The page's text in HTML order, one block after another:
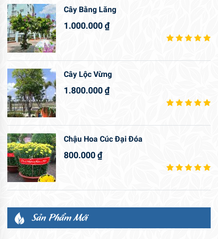
Cây Bằng Lăng
1.000.000₫
Cây Lộc Vừng
1.800.000₫
Chậu Hoa Cúc Đại Đóa
800.000₫
Sản Phẩm Mới